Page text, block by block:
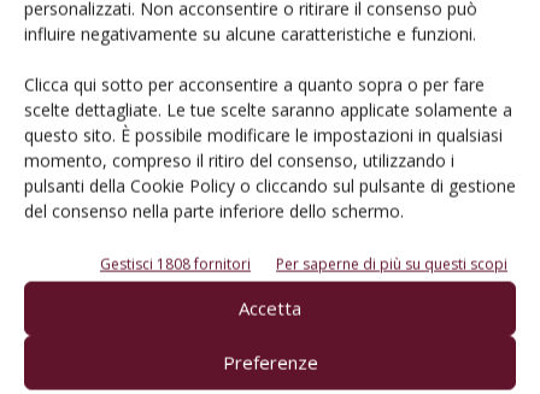
personalizzati. Non acconsentire o ritirare il consenso può
influire negativamente su alcune caratteristiche e funzioni.
Clicca qui sotto per acconsentire a quanto sopra o per fare
scelte dettagliate. Le tue scelte saranno applicate solamente a
questo sito. È possibile modificare le impostazioni in qualsiasi
momento, compreso il ritiro del consenso, utilizzando i
pulsanti della Cookie Policy o cliccando sul pulsante di gestione
del consenso nella parte inferiore dello schermo.
Gestisci 1808 fornitori Per saperne di più su questi scopi
Accetta
Preferenze
Catalogo Aziende e Prodotti
prodotto!